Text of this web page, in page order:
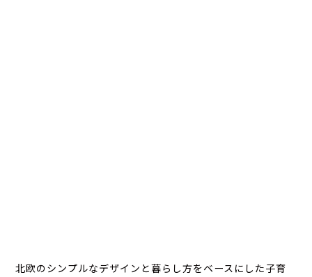
北欧のシンプルなデザインと暮らし方をベースにした子育